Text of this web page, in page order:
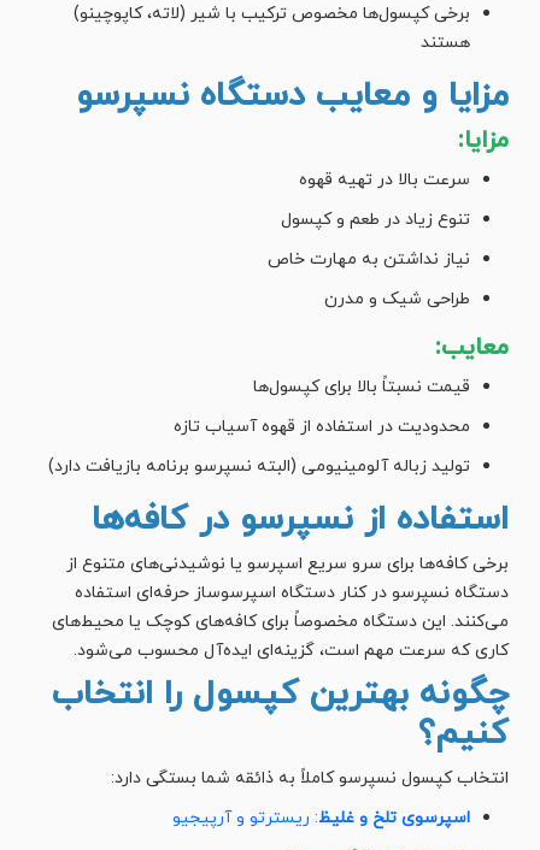
برخی کپسول‌ها مخصوص ترکیب با شیر (لاته، کاپوچینو)
هستند
مزایا و معایب دستگاه نسپرسو
مزایا:
سرعت بالا در تهیه قهوه
تنوع زیاد در طعم و کپسول
نیاز نداشتن به مهارت خاص
طراحی شیک و مدرن
معایب:
قیمت نسبتاً بالا برای کپسول‌ها
محدودیت در استفاده از قهوه آسیاب تازه
تولید زباله آلومینیومی (البته نسپرسو برنامه بازیافت دارد)
استفاده از نسپرسو در کافه‌ها
برخی کافه‌ها برای سرو سریع اسپرسو یا نوشیدنی‌های متنوع از
دستگاه نسپرسو در کنار دستگاه اسپرسوساز حرفه‌ای استفاده
می‌کنند. این دستگاه مخصوصاً برای کافه‌های کوچک یا محیط‌های
کاری که سرعت مهم است، گزینه‌ای ایده‌آل محسوب می‌شود.
چگونه بهترین کپسول را انتخاب
کنیم؟
انتخاب کپسول نسپرسو کاملاً به ذائقه شما بستگی دارد:
اسپرسوی تلخ و غلیظ: ریسترتو و آرپیجیو